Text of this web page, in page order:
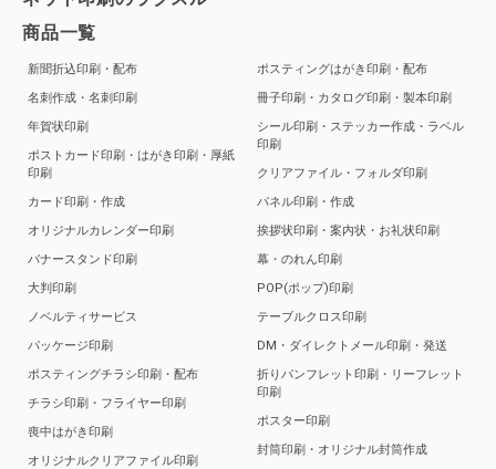
商品一覧
新聞折込印刷・配布
名刺作成・名刺印刷
年賀状印刷
ポストカード印刷・はがき印刷・厚紙
印刷
カード印刷・作成
オリジナルカレンダー印刷
バナースタンド印刷
大判印刷
ノベルティサービス
パッケージ印刷
ポスティングチラシ印刷・配布
チラシ印刷・フライヤー印刷
喪中はがき印刷
オリジナルクリアファイル印刷
ポスティングはがき印刷・配布
冊子印刷・カタログ印刷・製本印刷
シール印刷・ステッカー作成・ラベル
印刷
クリアファイル・フォルダ印刷
パネル印刷・作成
挨拶状印刷・案内状・お礼状印刷
幕・のれん印刷
POP(ポップ)印刷
テーブルクロス印刷
DM・ダイレクトメール印刷・発送
折りパンフレット印刷・リーフレット
印刷
ポスター印刷
封筒印刷・オリジナル封筒作成